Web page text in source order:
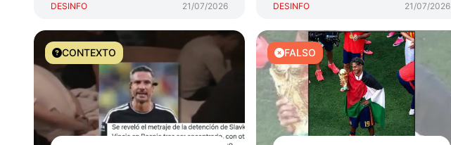
DESINFO 21/07/2026 DESINFO 21/07/2026
CONTEXTO FALSO